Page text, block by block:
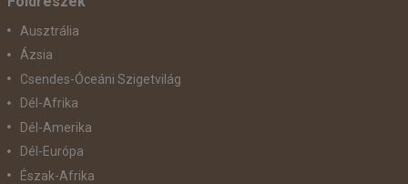
Ausztrália
Ázsia
Csendes-Óceáni Szigetvilág
Dél-Afrika
Dél-Amerika
Dél-Európa
Észak-Afrika